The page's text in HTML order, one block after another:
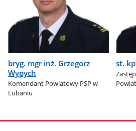
bryg. mgr inż. Grzegorz
Wypych
Komendant Powiatowy PSP w
Lubaniu
st.